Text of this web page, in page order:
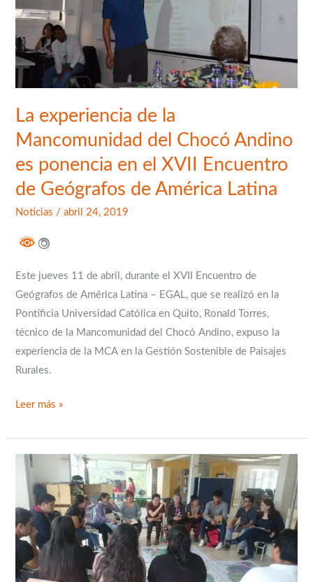
La experiencia de la
Mancomunidad del Chocó Andino
es ponencia en el XVII Encuentro
de Geógrafos de América Latina
Noticias /abril 24, 2019
Este jueves 11 de abril, durante el XVII Encuentro de
Geógrafos de América Latina – EGAL, que se realizó en la
Pontificia Universidad Católica en Quito, Ronald Torres,
técnico de la Mancomunidad del Chocó Andino, expuso la
experiencia de la MCA en la Gestión Sostenible de Paisajes
Rurales.
Chocó
Andino
es
ponencia
XVII
de
Geógrafos
de
Latina
Leer más »
LA
RED
DE
JÓVENES
LÍDERES
DEL
CHOCÓ